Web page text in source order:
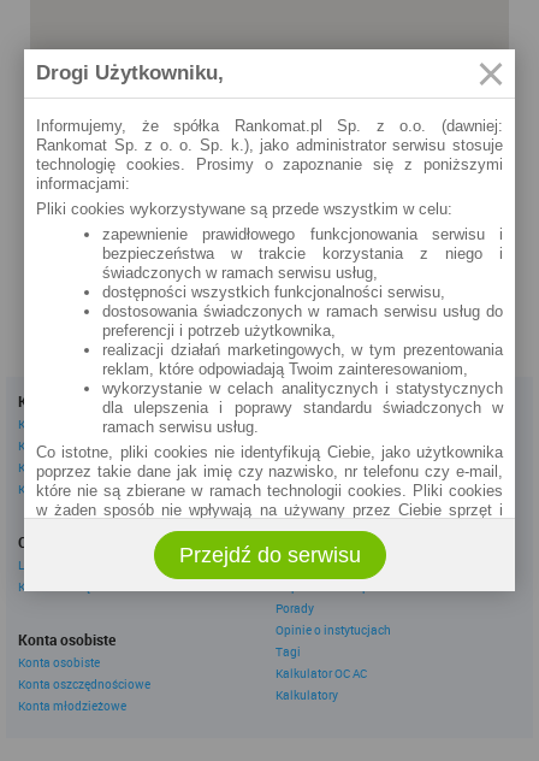
Łeba
zobacz na mapie »
Kredyty
Kredyty gotówkowe
Kredyty hipoteczne
Kredyty konsolidacyjne
Kredyty na samochód
Oszczędzanie
Lokaty
Konta oszczędnościowe
Konta osobiste
Konta osobiste
Konta oszczędnościowe
Konta młodzieżowe
Dla firm
Konta firmowe
Leasingi
Inne
eBroker Ekstra
Artykuły
Porady
Opinie o instytucjach
Tagi
Kalkulator OC AC
Kalkulatory
Drogi Użytkowniku,
Informujemy, że spółka Rankomat.pl Sp. z o.o. (dawniej:
Rankomat Sp. z o. o. Sp. k.), jako administrator serwisu stosuje
technologię cookies. Prosimy o zapoznanie się z poniższymi
informacjami:
Pliki cookies wykorzystywane są przede wszystkim w celu:
zapewnienie prawidłowego funkcjonowania serwisu i
bezpieczeństwa w trakcie korzystania z niego i
świadczonych w ramach serwisu usług,
dostępności wszystkich funkcjonalności serwisu,
dostosowania świadczonych w ramach serwisu usług do
preferencji i potrzeb użytkownika,
realizacji działań marketingowych, w tym prezentowania
reklam, które odpowiadają Twoim zainteresowaniom,
wykorzystanie w celach analitycznych i statystycznych
dla ulepszenia i poprawy standardu świadczonych w
ramach serwisu usług.
Co istotne, pliki cookies nie identyfikują Ciebie, jako użytkownika
poprzez takie dane jak imię czy nazwisko, nr telefonu czy e-mail,
które nie są zbierane w ramach technologii cookies. Pliki cookies
w żaden sposób nie wpływają na używany przez Ciebie sprzęt i
Zakres wykorzystywania plików cookies możliwy jest do
określenia w ustawieniach przeglądarki każdego użytkownika. Bez
wprowadzenia zmian ustawień, informacje w plikach cookies mogą
być zapisywane w pamięci Twojego urządzenia.
Administratorem danych pozyskiwanych w technologii cookies jest
spółka Rankomat.pl Sp. z o.o. (dawniej: Rankomat Sp. z o. o. Sp.
k.) z siedzibą w Warszawie, ul. Wolska 88, 01 - 141 Warszawa.
Możesz jako użytkownik w każdym czasie skontaktować się z
administratorem pod adresem bok@ebroker.pl, jak również wyrazić
Przejdź do serwisu